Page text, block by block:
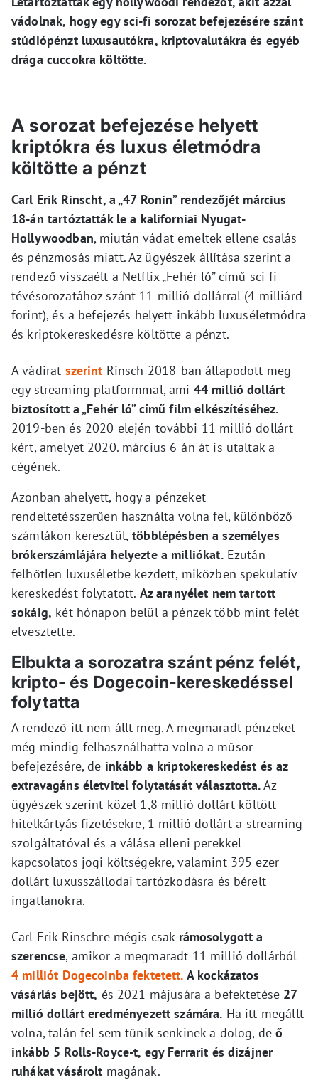
vádolnak, hogy egy sci-fi sorozat befejezésére szánt
stúdiópénzt luxusautókra, kriptovalutákra és egyéb
drága cuccokra költötte.
A sorozat befejezése helyett
kriptókra és luxus életmódra
költötte a pénzt
Carl Erik Rinscht, a „47 Ronin” rendezőjét március
18-án tartóztatták le a kaliforniai Nyugat-
Hollywoodban, miután vádat emeltek ellene csalás
és pénzmosás miatt. Az ügyészek állítása szerint a
rendező visszaélt a Netflix „Fehér ló” című sci-fi
tévésorozatához szánt 11 millió dollárral (4 milliárd
forint), és a befejezés helyett inkább luxuséletmódra
és kriptokereskedésre költötte a pénzt.
A vádirat szerint Rinsch 2018-ban állapodott meg
egy streaming platformmal, ami 44 millió dollárt
biztosított a „Fehér ló” című film elkészítéséhez.
2019-ben és 2020 elején további 11 millió dollárt
kért, amelyet 2020. március 6-án át is utaltak a
cégének.
Azonban ahelyett, hogy a pénzeket
rendeltetésszerűen használta volna fel, különböző
számlákon keresztül, többlépésben a személyes
brókerszámlájára helyezte a milliókat.Ezután
felhőtlen luxuséletbe kezdett, miközben spekulatív
kereskedést folytatott. Az aranyélet nem tartott
sokáig, két hónapon belül a pénzek több mint felét
elvesztette.
Elbukta a sorozatra szánt pénz felét,
kripto- és Dogecoin-kereskedéssel
folytatta
A rendező itt nem állt meg. A megmaradt pénzeket
még mindig felhasználhatta volna a műsor
befejezésére, de inkább a kriptokereskedést és az
extravagáns életvitel folytatását választotta.Az
ügyészek szerint közel 1,8 millió dollárt költött
hitelkártyás fizetésekre, 1 millió dollárt a streaming
szolgáltatóval és a válása elleni perekkel
kapcsolatos jogi költségekre, valamint 395 ezer
dollárt luxusszállodai tartózkodásra és bérelt
ingatlanokra.
Carl Erik Rinschre mégis csak rámosolygott a
szerencse, amikor a megmaradt 11 millió dollárból
4 milliót Dogecoinba fektetett. A kockázatos
vásárlás bejött, és 2021 májusára a befektetése 27
millió dollárt eredményezett számára. Ha itt megállt
volna, talán fel sem tűnik senkinek a dolog, deő
inkább 5 Rolls-Royce-t, egy Ferrarit és dizájner
ruhákat vásárolt magának.